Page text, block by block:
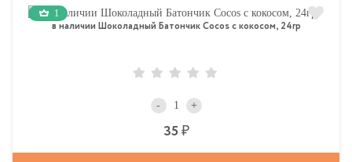
1
в наличии Шоколадный Батончик Cocos с кокосом, 24гр
- +
35